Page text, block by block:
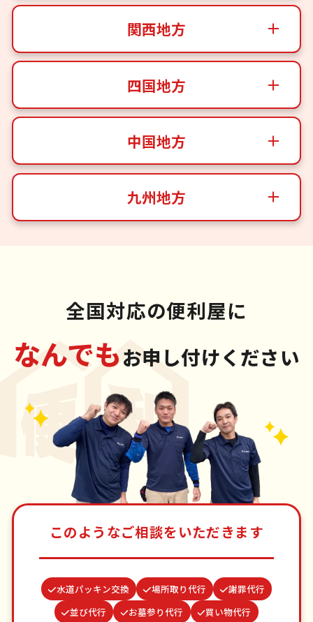
関西地方
四国地方
中国地方
九州地方
全国対応の便利屋に
なんでもお申し付けください
このようなご相談をいただきます
水道パッキン交換 場所取り代行
謝罪代行
並び代行
お墓参り代行
買い物代行